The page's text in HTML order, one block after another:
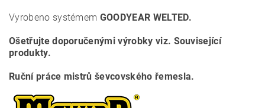
Vyrobeno systémem GOODYEAR WELTED.
Ošetřujte doporučenými výrobky viz. Související
produkty.
Ruční práce mistrů ševcovského řemesla.